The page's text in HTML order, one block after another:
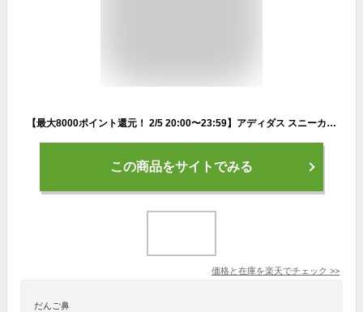
【最大8000ポイント還元！ 2/5 20:00〜23:59】アディダス スニーカー メンズ アドバンコート 2.0 ADVANCOURT 2.0 IG9173 NIV49 adidas
この商品をサイトでみる
価格と在庫を楽天でチェック >>
だんご鼻